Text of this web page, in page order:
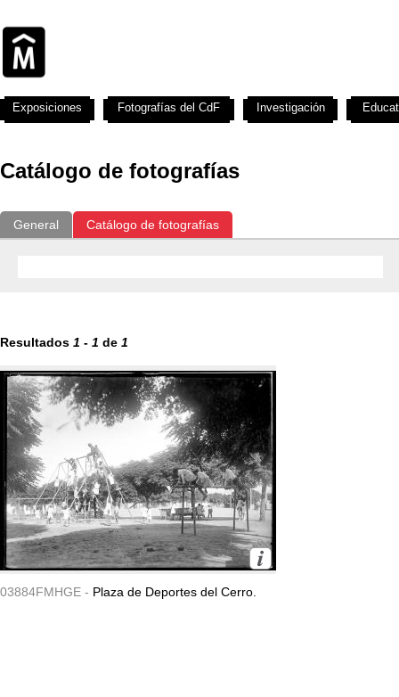
Catálogo de fotografías
General Catálogo de fotografías
Resultados 1 - 1 de 1
03884FMHGE - Plaza de Deportes del Cerro.
Exposiciones Fotografías del CdF Investigación